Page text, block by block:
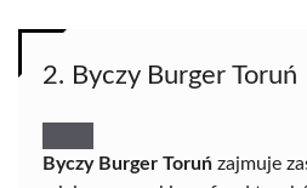
2. Byczy Burger Toruń
Byczy Burger Toruń zajmuje